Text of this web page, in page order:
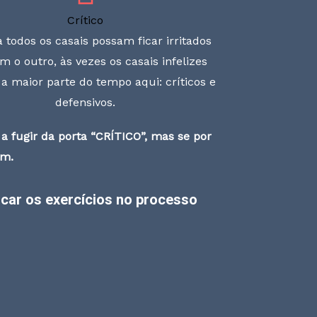
Crítico
todos os casais possam ficar irritados
o outro, às vezes os casais infelizes
maior parte do tempo aqui: críticos e
defensivos.
fugir da porta “CRÍTICO”, mas se por
os exercícios no processo